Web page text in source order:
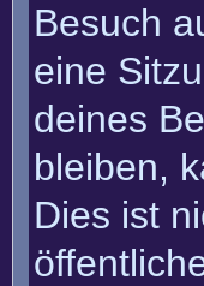
Besuch
eine
deines
bleiben,
Dies ist